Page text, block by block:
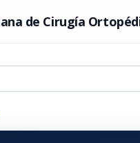
de Cirugía